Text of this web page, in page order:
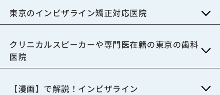
東京のインビザライン矯正対応医院
クリニカルスピーカーや専門医在籍の東京の歯科
医院
【漫画】で解説！インビザライン